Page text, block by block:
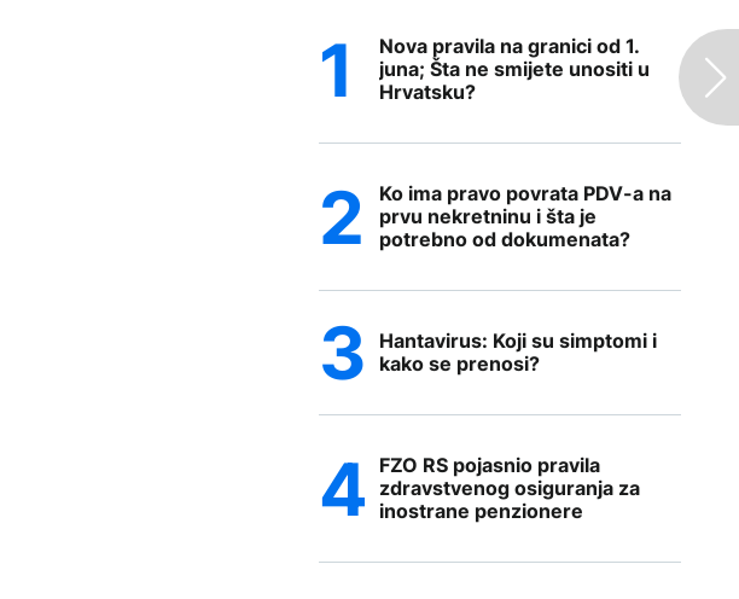
Nova pravila na granici od 1.
juna; Šta ne smijete unositi u
Hrvatsku?
Ko ima pravo povrata PDV-a na
prvu nekretninu i šta je
potrebno od dokumenata?
Hantavirus: Koji su simptomi i
kako se prenosi?
FZO RS pojasnio pravila
zdravstvenog osiguranja za
inostrane penzionere